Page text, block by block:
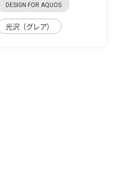
DESIGN FOR AQUOS
光沢（グレア）